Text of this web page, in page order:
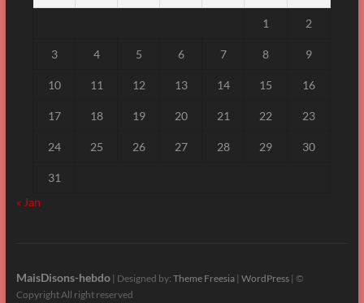
1 2
3 4 5 6 7 8 9
10 11 12 13 14 15 16
17 18 19 20 21 22 23
24 25 26 27 28 29 30
31
« Jan
MaisDisons-hebdo| Designed by: Theme Freesia| WordPress| ©
Copyright All right reserved